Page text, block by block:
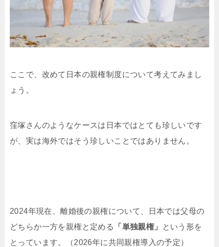
ここで、改めて日本の親権制度について考えてみまし
ょう。
窪塚さんのようなケースは日本ではとても珍しいです
が、実は海外ではそう珍しいことではありません。
2024年現在、離婚後の親権について、日本では父母の
どちらか一方を親権と定める
「単独親権」
という形を
とっています。（2026年に共同親権導入の予定）